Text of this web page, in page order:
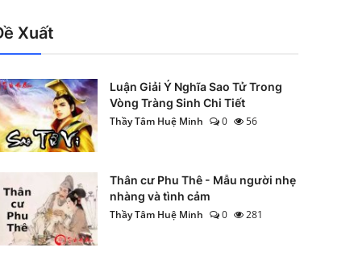
Xuất
Luận Giải Ý Nghĩa Sao Tử Trong
Vòng Tràng Sinh Chi Tiết
Thầy Tâm Huệ Minh
0 56
Thân cư Phu Thê - Mẫu người nhẹ
nhàng và tình cảm
Thầy Tâm Huệ Minh
0 281